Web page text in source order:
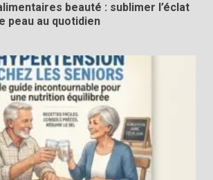
beauté : sublimer l’éclat
peau au quotidien